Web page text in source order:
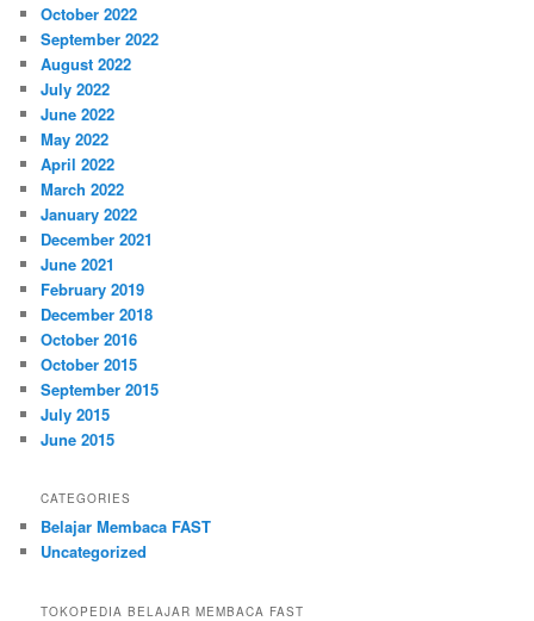
October 2022
September 2022
August 2022
July 2022
June 2022
May 2022
April 2022
March 2022
January 2022
December 2021
June 2021
February 2019
December 2018
October 2016
October 2015
September 2015
July 2015
June 2015
CATEGORIES
Belajar Membaca FAST
Uncategorized
TOKOPEDIA BELAJAR MEMBACA FAST